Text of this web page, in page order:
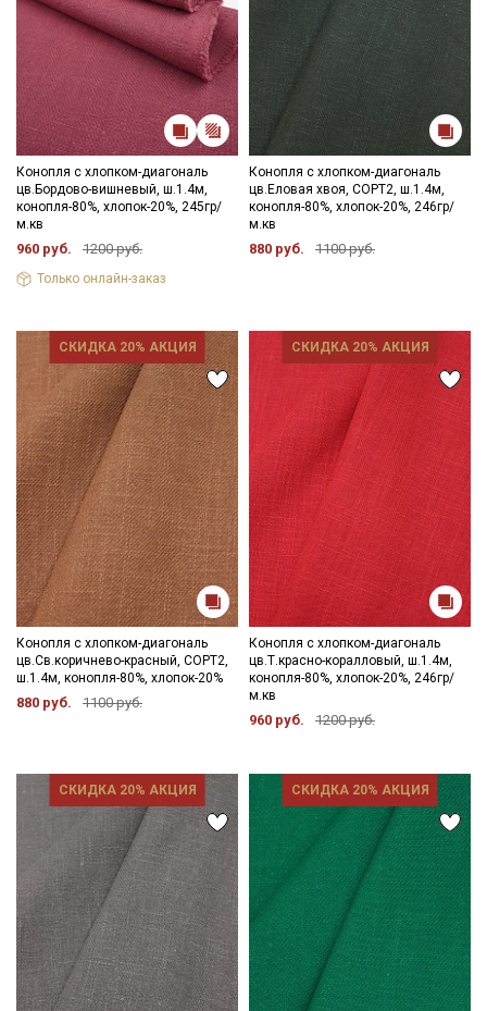
Конопля с хлопком-диагональ
цв.Бордово-вишневый, ш.1.4м,
конопля-80%, хлопок-20%, 245гр/
м.кв
960 руб. 1200 руб.
Только онлайн-заказ
Конопля с хлопком-диагональ
цв.Еловая хвоя, СОРТ2, ш.1.4м,
конопля-80%, хлопок-20%, 246гр/
м.кв
880 руб. 1100 руб.
СКИДКА 20% АКЦИЯ
Конопля с хлопком-диагональ
цв.Св.коричнево-красный, СОРТ2,
ш.1.4м, конопля-80%, хлопок-20%
880 руб. 1100 руб.
СКИДКА 20% АКЦИЯ
Конопля с хлопком-диагональ
цв.Т.красно-коралловый, ш.1.4м,
конопля-80%, хлопок-20%, 246гр/
м.кв
960 руб. 1200 руб.
СКИДКА 20% АКЦИЯ СКИДКА 20% АКЦИЯ